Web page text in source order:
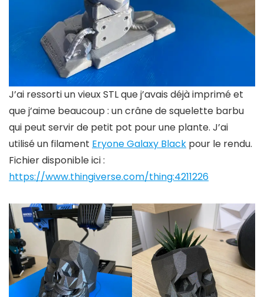
J’ai ressorti un vieux STL que j’avais déjà imprimé et
que j’aime beaucoup : un crâne de squelette barbu
qui peut servir de petit pot pour une plante. J’ai
utilisé un filament Eryone Galaxy Black pour le rendu.
Fichier disponible ici :
https://www.thingiverse.com/thing:4211226